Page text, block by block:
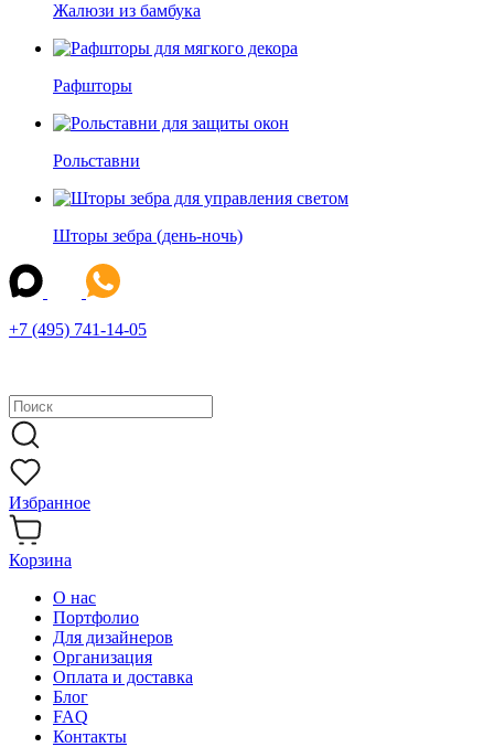
Жалюзи из бамбука
Рафшторы
Рольставни
Шторы зебра (день-ночь)
+7 (495) 741-14-05
Избранное
Корзина
О нас
Портфолио
Для дизайнеров
Организация
Оплата и доставка
Блог
FAQ
Контакты